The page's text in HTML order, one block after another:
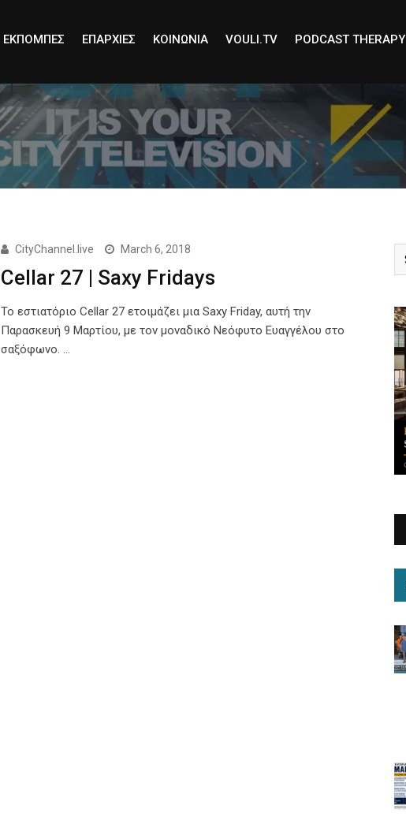
ΕΚΠΟΜΠΕΣ ΕΠΑΡΧΙΕΣ ΚΟΙΝΩΝΙΑ VOULI.TV PODCAST THERAPY
CityChannel.live March 6, 2018
Cellar 27 | Saxy Fridays
Το εστιατόριο Cellar 27 ετοιμάζει μια Saxy Friday, αυτή την
Παρασκευή 9 Μαρτίου, με τον μοναδικό Νεόφυτο Ευαγγέλου στο
σαξόφωνο. …